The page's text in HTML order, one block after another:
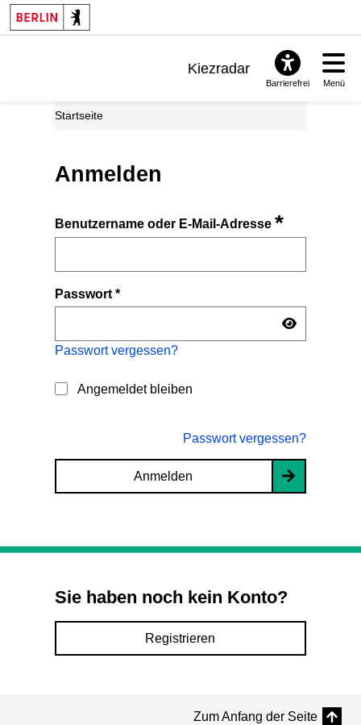
Kiezradar
Barrierefrei Menü
Startseite
Anmelden
Benutzername oder E-Mail-Adresse*
Passwort*
Passwort vergessen?
Angemeldet bleiben
Passwort vergessen?
Anmelden
Sie haben noch kein Konto?
Registrieren
Zum Anfang der Seite